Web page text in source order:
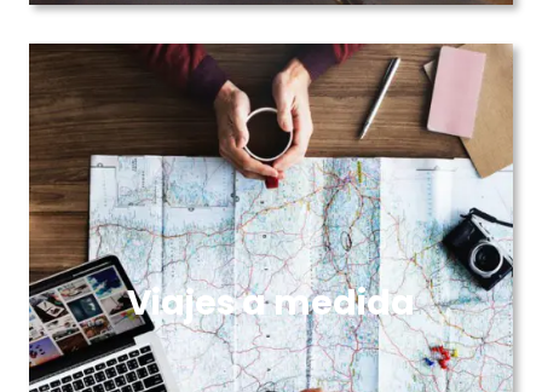
Viajes a medida